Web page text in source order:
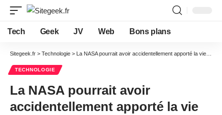
Tech Geek JV Web Bons plans
Sitegeek.fr > Technologie > La NASA pourrait avoir accidentellement apporté la vie sur Mars
TECHNOLOGIE
La NASA pourrait avoir
accidentellement apporté la vie